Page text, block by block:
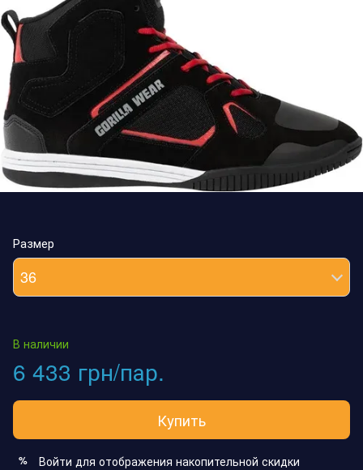
Размер
36
В наличии
6 433 грн/пар.
Купить
% Войти для отображения накопительной скидки